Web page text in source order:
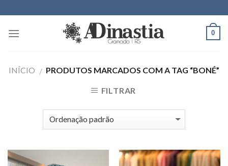
to
content
0
INÍCIO / PRODUTOS MARCADOS COM A TAG “BONÉ”
FILTRAR